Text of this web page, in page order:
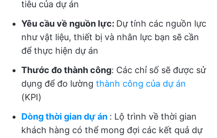
tiêu của dự án
Yêu cầu về nguồn lực: Dự tính các nguồn lực
như vật liệu, thiết bị và nhân lực bạn sẽ cần
để thực hiện dự án
Thước đo thành công: Các chỉ số sẽ được sử
dụng để đo lường thành công của dự án
(KPI)
Dòng thời gian dự án : Lộ trình về thời gian
khách hàng có thể mong đợi các kết quả dự